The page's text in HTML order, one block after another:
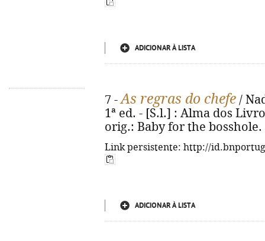
ADICIONAR À LISTA
7 -As regras do chefe /
1ª ed. - [S.l.] : Alma dos
orig.: Baby for the bosshole.
Link persistente: http://
ADICIONAR À LISTA